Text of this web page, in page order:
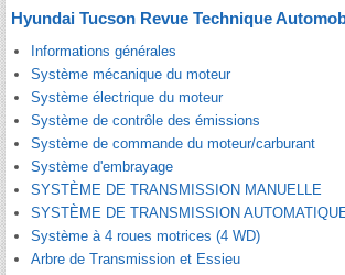
Hyundai Tucson Revue Technique
Informations générales
Système mécanique du moteur
Système électrique du moteur
Système de contrôle des émissions
Système de commande du moteur/carburant
Système d'embrayage
SYSTÈME DE TRANSMISSION MANUELLE
SYSTÈME DE TRANSMISSION
Système à 4 roues motrices (4 WD)
Arbre de Transmission et Essieu